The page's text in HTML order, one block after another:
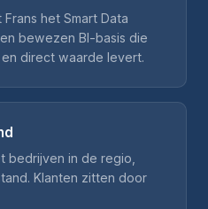
het Smart Data
bewezen BI-basis die
direct waarde levert.
bedrijven in de regio,
Klanten zitten door